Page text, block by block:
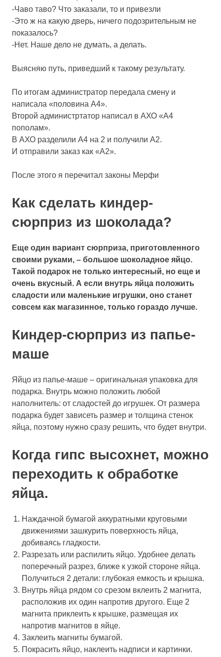
-Чаво таво? Что заказали, то и привезли
-Это ж на какую дверь, ничего подозрительным не
показалось?
-Нет. Наше дело не думать, а делать.
Выясняю путь, приведший к такому результату.
По итогам администратор передала смену и
написала «половина А4».
Второй администртатор написал в АХО «А4
пополам».
В АХО разделили А4 на 2 и получили А2.
И отправили заказ как «А2».
После этого я перечитал законы Мерфи
Как сделать киндер-
сюрприз из шоколада?
Еще один вариант сюрприза, приготовленного
своими руками, – большое шоколадное яйцо.
Такой подарок не только интересный, но еще и
очень вкусный. А если внутрь яйца положить
сладости или маленькие игрушки, оно станет
совсем как магазинное, только гораздо лучше.
Киндер-сюрприз из папье-
маше
Яйцо из папье-маше – оригинальная упаковка для
подарка. Внутрь можно положить любой
наполнитель: от сладостей до игрушек. От размера
подарка будет зависеть размер и толщина стенок
яйца, поэтому нужно сразу решить, что будет внутри.
Когда гипс высохнет, можно
переходить к обработке
яйца.
Наждачной бумагой аккуратными круговыми
движениями зашкурить поверхность яйца,
добиваясь гладкости.
Разрезать или распилить яйцо. Удобнее делать
поперечный разрез, ближе к узкой стороне яйца.
Получиться 2 детали: глубокая емкость и крышка.
Внутрь яйца рядом со срезом вклеить 2 магнита,
расположив их один напротив другого. Еще 2
магнита приклеить к крышке, размещая их
напротив магнитов в яйце.
Заклеить магниты бумагой.
Покрасить яйцо, наклеить надписи и картинки.